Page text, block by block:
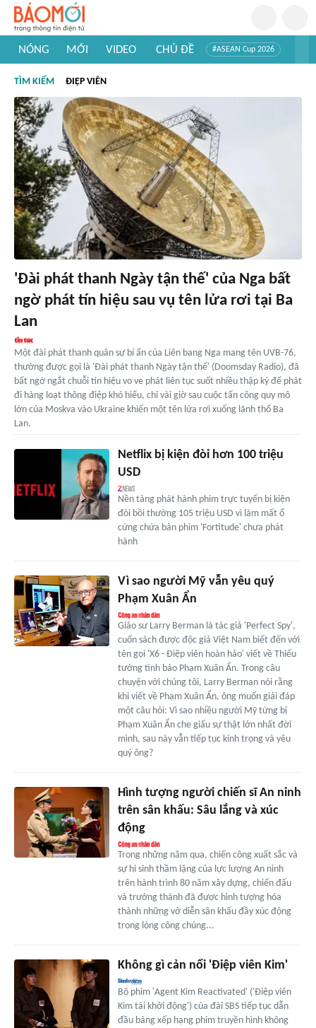
NÓNG MỚI VIDEO CHỦ ĐỀ #ASEAN Cup 2026
#Khám phá thế giới
TÌM KIẾM ĐIỆP VIÊN
'Đài phát thanh Ngày tận thế' của Nga bất
ngờ phát tín hiệu sau vụ tên lửa rơi tại Ba
Lan
Một đài phát thanh quân sự bí ẩn của Liên bang Nga mang tên UVB-76,
thường được gọi là 'Đài phát thanh Ngày tận thế' (Doomsday Radio), đã
bất ngờ ngắt chuỗi tín hiệu vo ve phát liên tục suốt nhiều thập kỷ để phát
đi hàng loạt thông điệp khó hiểu, chỉ vài giờ sau cuộc tấn công quy mô
lớn của Moskva vào Ukraine khiến một tên lửa rơi xuống lãnh thổ Ba
Lan.
Netflix bị kiện đòi hơn 100 triệu
USD
Nền tảng phát hành phim trực tuyến bị kiện
đòi bồi thường 105 triệu USD vì làm mất ổ
cứng chứa bản phim 'Fortitude' chưa phát
hành
Vì sao người Mỹ vẫn yêu quý
Phạm Xuân Ẩn
Giáo sư Larry Berman là tác giả 'Perfect Spy',
cuốn sách được độc giả Việt Nam biết đến với
tên gọi 'X6 - Điệp viên hoàn hảo' viết về Thiếu
tướng tình báo Phạm Xuân Ẩn. Trong câu
chuyện với chúng tôi, Larry Berman nói rằng
khi viết về Phạm Xuân Ẩn, ông muốn giải đáp
một câu hỏi: Vì sao nhiều người Mỹ từng bị
Phạm Xuân Ẩn che giấu sự thật lớn nhất đời
mình, sau này vẫn tiếp tục kính trọng và yêu
quý ông?
Hình tượng người chiến sĩ An ninh
trên sân khấu: Sâu lắng và xúc
động
Trong những năm qua, chiến công xuất sắc và
sự hi sinh thầm lặng của lực lượng An ninh
trên hành trình 80 năm xây dựng, chiến đấu
và trưởng thành đã được hình tượng hóa
thành những vở diễn sân khấu đầy xúc động
trong lòng công chúng...
Không gì cản nổi 'Điệp viên Kim'
Bộ phim 'Agent Kim Reactivated' ('Điệp viên
Kim tái khởi động') của đài SBS tiếp tục dẫn
đầu bảng xếp hạng phim truyền hình không